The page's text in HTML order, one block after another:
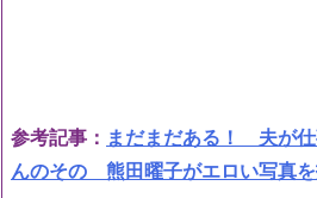
参考記事： まだまだある！ 夫が
んのその 熊田曜子がエロい写真